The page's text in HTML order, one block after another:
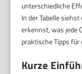
unterschiedliche
In der Tabelle
erkennst, was jede
praktische Tipps für
Kurze